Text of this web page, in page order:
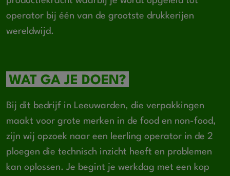
operator bij één van de grootste drukkerijen
wereldwijd.
WAT GA JE DOEN?
Bij dit bedrijf in Leeuwarden, die verpakkingen
maakt voor grote merken in de food en non-food,
zijn wij opzoek naar een leerling operator in de 2
ploegen die technisch inzicht heeft en problemen
kan oplossen. Je begint je werkdag met een kop